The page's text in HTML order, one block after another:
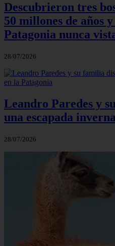
Descubrieron tres
50 millones de años
Patagonia nunca
28/07/2026
Leandro Paredes y
una escapada
28/07/2026